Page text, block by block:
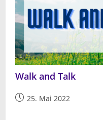
Walk and Talk
Beitrag25. Mai 2022